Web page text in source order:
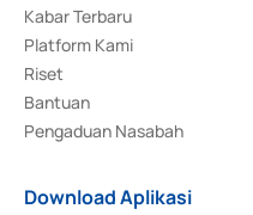
Kabar Terbaru
Platform Kami
Riset
Bantuan
Pengaduan Nasabah
Download Aplikasi